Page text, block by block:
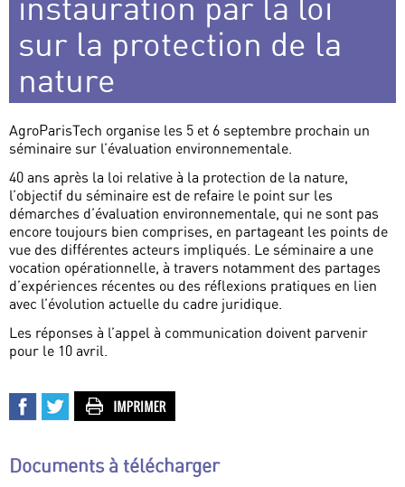
sur la protection de la
nature
AgroParisTech organise les 5 et 6 septembre prochain un
séminaire sur l’évaluation environnementale.
40 ans après la loi relative à la protection de la nature,
l’objectif du séminaire est de refaire le point sur les
démarches d’évaluation environnementale, qui ne sont pas
encore toujours bien comprises, en partageant les points de
vue des différentes acteurs impliqués. Le séminaire a une
vocation opérationnelle, à travers notamment des partages
d’expériences récentes ou des réflexions pratiques en lien
avec l’évolution actuelle du cadre juridique.
Les réponses à l’appel à communication doivent parvenir
pour le 10 avril.
Documents à télécharger